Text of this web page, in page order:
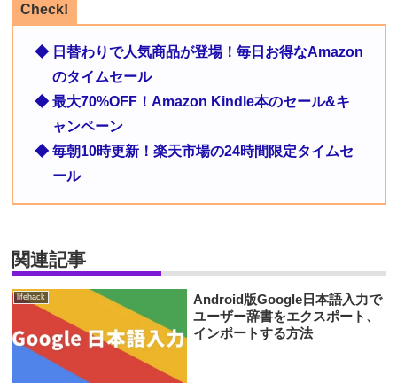
Check!
◆ 日替わりで人気商品が登場！毎日お得なAmazon
のタイムセール
◆ 最大70%OFF！Amazon Kindle本のセール&キ
ャンペーン
◆ 毎朝10時更新！楽天市場の24時間限定タイムセ
ール
関連記事
lifehack
Android版Google日本語入力で
ユーザー辞書をエクスポート、
インポートする方法